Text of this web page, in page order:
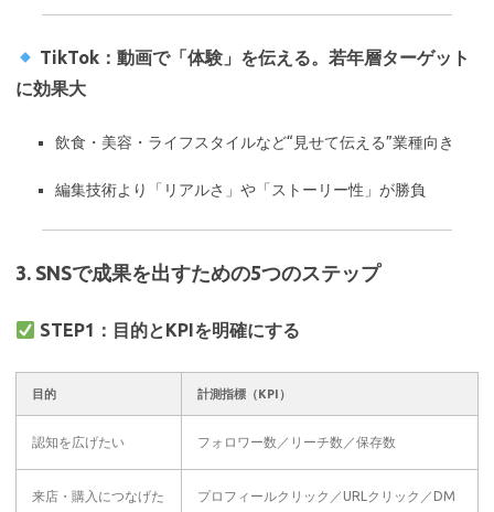
TikTok：動画で「体験」を伝える。若年層ターゲット
に効果大
飲食・美容・ライフスタイルなど“見せて伝える”業種向き
編集技術より「リアルさ」や「ストーリー性」が勝負
3. SNSで成果を出すための5つのステップ
STEP1：目的とKPIを明確にする
目的 計測指標（KPI）
認知を広げたい フォロワー数／リーチ数／保存数
来店・購入につなげた
プロフィールクリック／URLクリック／DM